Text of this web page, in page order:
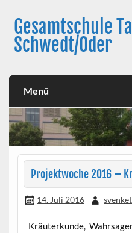
contentGesamtschule
Schwedt/Oder
Menü
Projektwoche 2016 –
14. Juli 2016
Kräuterkunde,